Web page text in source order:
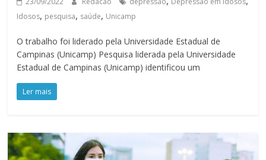
Idosos, pesquisa, saúde, Unicamp
O trabalho foi liderado pela Universidade Estadual de
Campinas (Unicamp) Pesquisa liderada pela Universidade
Estadual de Campinas (Unicamp) identificou um
Ler mais